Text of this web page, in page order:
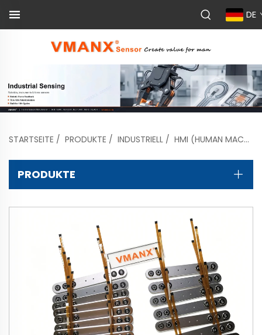
DE
STARTSEITE / PRODUKTE / INDUSTRIELL / HMI (HUMAN MACHINE INTERFACE)
PRODUKTE